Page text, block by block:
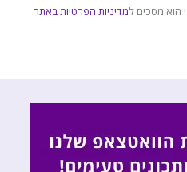
מסכים למדיניות הפרטיות באתר